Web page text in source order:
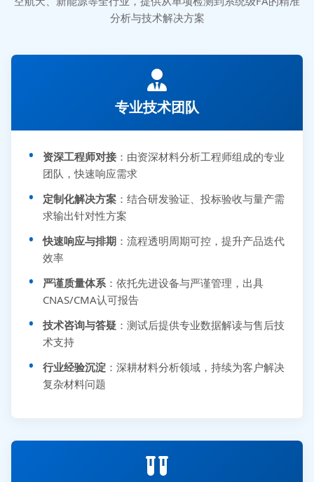
分析与技术解决方案
专业技术团队
资深工程师对接 ：由资深材料分析工程师组成的专业
团队，快速响应需求
定制化解决方案 ：结合研发验证、投标验收与量产需
求输出针对性方案
快速响应与排期 ：流程透明周期可控，提升产品迭代
效率
严谨质量体系 ：依托先进设备与严谨管理，出具
CNAS/CMA认可报告
技术咨询与答疑 ：测试后提供专业数据解读与售后技
术支持
行业经验沉淀 ：深耕材料分析领域，持续为客户解决
复杂材料问题